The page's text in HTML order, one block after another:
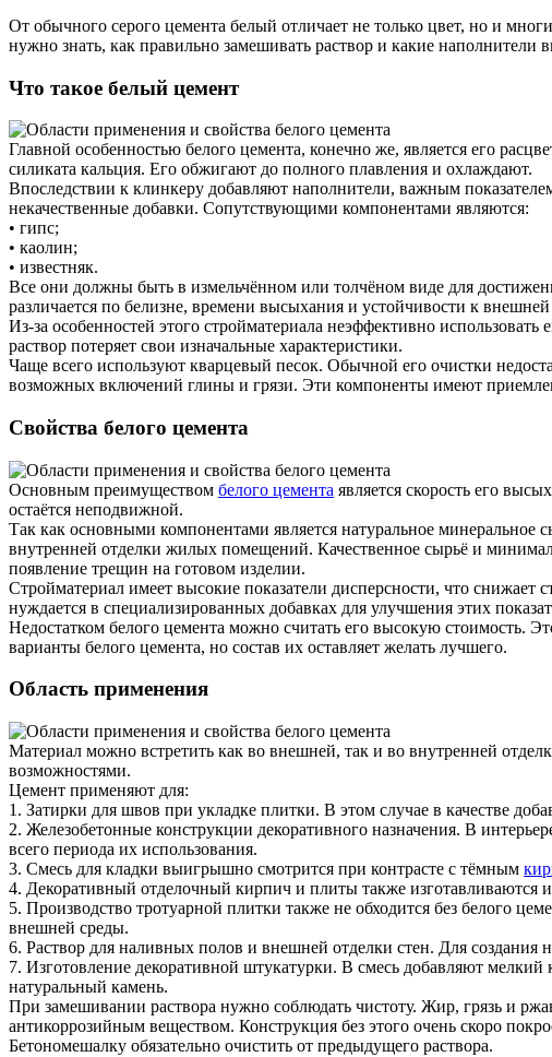
От обычного серого цемента белый отличает не только цвет, но и
нужно знать, как правильно замешивать раствор и какие наполнители
Что такое белый цемент
Главной особенностью белого цемента, конечно же, является его
силиката кальция. Его обжигают до полного плавления и охлаждают.
Впоследствии к клинкеру добавляют наполнители, важным
некачественные добавки. Сопутствующими компонентами являются:
• гипс;
• каолин;
• известняк.
Все они должны быть в измельчённом или толчёном виде для
различается по белизне, времени высыхания и устойчивости к внешней
Из-за особенностей этого стройматериала неэффективно
раствор потеряет свои изначальные характеристики.
Чаще всего используют кварцевый песок. Обычной его очистки
возможных включений глины и грязи. Эти компоненты имеют
Свойства белого цемента
Основным преимуществом белого цемента является скорость его
остаётся неподвижной.
Так как основными компонентами является натуральное
внутренней отделки жилых помещений. Качественное сырьё и
появление трещин на готовом изделии.
Стройматериал имеет высокие показатели дисперсности, что
нуждается в специализированных добавках для улучшения этих
Недостатком белого цемента можно считать его высокую стоимость.
варианты белого цемента, но состав их оставляет желать лучшего.
Область применения
Материал можно встретить как во внешней, так и во внутренней
возможностями.
Цемент применяют для:
1. Затирки для швов при укладке плитки. В этом случае в качестве
2. Железобетонные конструкции декоративного назначения. В
всего периода их использования.
3. Смесь для кладки выигрышно смотрится при контрасте с тёмным
4. Декоративный отделочный кирпич и плиты также изготавливаются
5. Производство тротуарной плитки также не обходится без белого
внешней среды.
6. Раствор для наливных полов и внешней отделки стен. Для создания
7. Изготовление декоративной штукатурки. В смесь добавляют
натуральный камень.
При замешивании раствора нужно соблюдать чистоту. Жир, грязь и
антикоррозийным веществом. Конструкция без этого очень скоро
Бетономешалку обязательно очистить от предыдущего раствора.